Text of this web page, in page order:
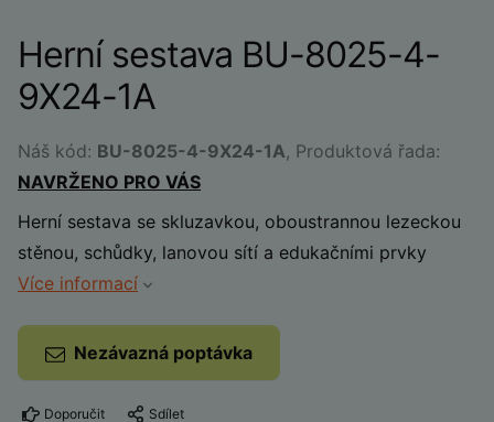
Herní sestava BU-8025-4-
9X24-1A
Náš kód: BU-8025-4-9X24-1A, Produktová řada:
NAVRŽENO PRO VÁS
Herní sestava se skluzavkou, oboustrannou lezeckou
stěnou, schůdky, lanovou sítí a edukačními prvky
Více informací
Nezávazná poptávka
Doporučit Sdílet